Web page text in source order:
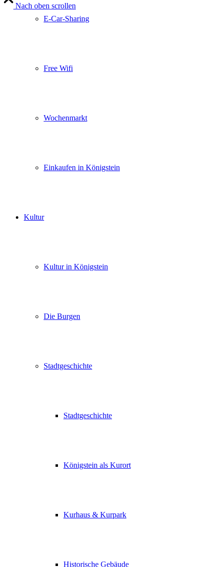
E-Car-Sharing
Free Wifi
Wochenmarkt
Einkaufen in Königstein
Kultur
Kultur in Königstein
Die Burgen
Stadtgeschichte
Stadtgeschichte
Königstein als Kurort
Kurhaus & Kurpark
Historische Gebäude
Nach oben scrollen